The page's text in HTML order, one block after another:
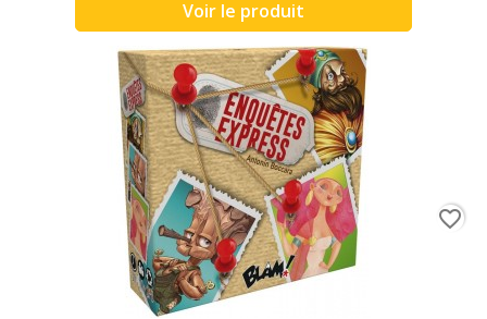
Voir le produit
favorite_border